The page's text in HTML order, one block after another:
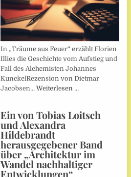
In „Träume aus Feuer“ erzählt Florien
Illies die Geschichte vom Aufstieg und
Fall des Alchemisten Johannes
KunckelRezension von Dietmar
Jacobsen… Weiterlesen …
Ein von Tobias Loitsch
und Alexandra
Hildebrandt
herausgegebener Band
über „Architektur im
Wandel nachhaltiger
Entwicklungen“